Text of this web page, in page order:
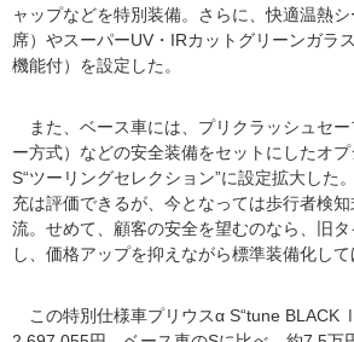
ャップなどを特別装備。さらに、快適温熱
席）やスーパーUV・IRカットグリーンガラ
機能付）を設定した。
また、ベース車には、プリクラッシュセ
ー方式）などの安全装備をセットにしたオプ
S“ツーリングセレクション”に設定拡大した
充は評価できるが、今となっては歩行者検
流。せめて、顧客の安全を望むのなら、旧
し、価格アップを抑えながら標準装備化して
この特別仕様車プリウスα S“tune BLACK